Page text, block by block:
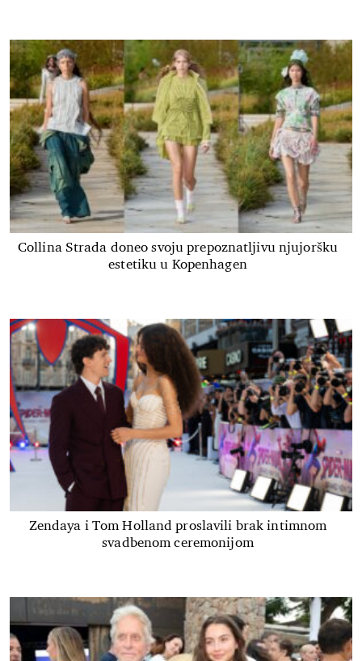
Collina Strada doneo svoju prepoznatljivu njujoršku
estetiku u Kopenhagen
Zendaya i Tom Holland proslavili brak intimnom
svadbenom ceremonijom